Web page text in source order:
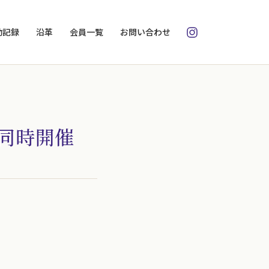
記録 沿革 会員一覧 お問い合わせ
公式Instagram
時開催